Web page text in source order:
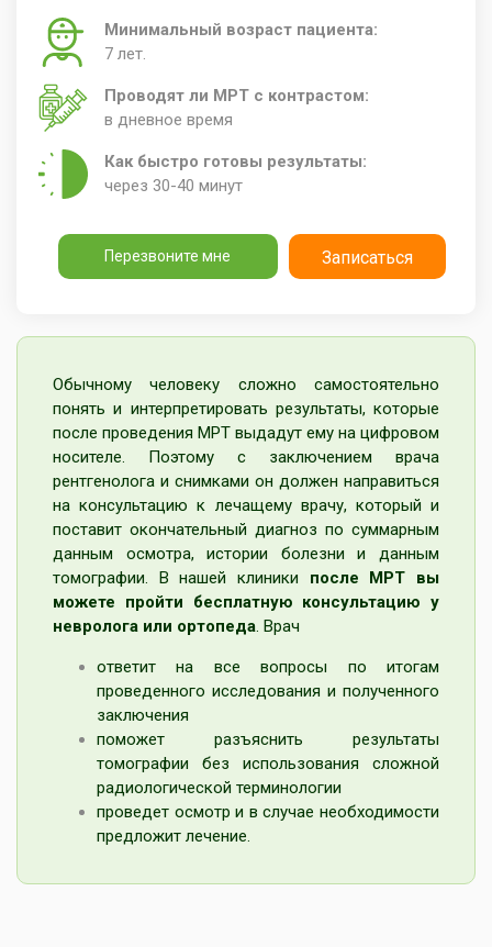
Минимальный возраст пациента:
7 лет.
Проводят ли МРТ с контрастом:
в дневное время
Как быстро готовы результаты:
через 30-40 минут
Перезвоните мне Записаться
Обычному человеку сложно самостоятельно
понять и интерпретировать результаты, которые
после проведения МРТ выдадут ему на цифровом
носителе. Поэтому с заключением врача
рентгенолога и снимками он должен направиться
на консультацию к лечащему врачу, который и
поставит окончательный диагноз по суммарным
данным осмотра, истории болезни и данным
томографии. В нашей клиники после МРТ вы
можете пройти бесплатную консультацию у
невролога или ортопеда. Врач
ответит на все вопросы по итогам
проведенного исследования и полученного
заключения
поможет разъяснить результаты
томографии без использования сложной
радиологической терминологии
проведет осмотр и в случае необходимости
предложит лечение.